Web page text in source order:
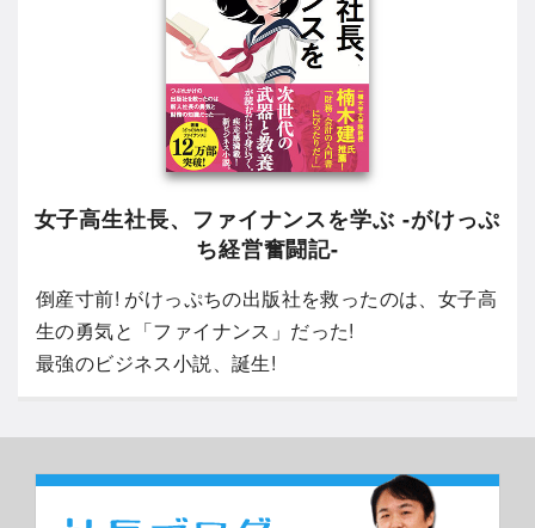
女子高生社長、ファイナンスを学ぶ -がけっぷ
ち経営奮闘記-
倒産寸前! がけっぷちの出版社を救ったのは、女子高
生の勇気と「ファイナンス」だった!
最強のビジネス小説、誕生!